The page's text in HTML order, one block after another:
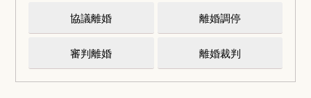
協議離婚 離婚調停
審判離婚 離婚裁判